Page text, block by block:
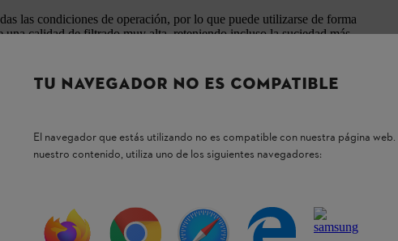
las condiciones de operación, por lo que puede utilizarse de forma
calidad de filtrado muy alta, reteniendo incluso la suciedad más
HD2 protege de forma confiable el motor de tu sopladora de hojas
ayudando a mantener el rendimiento, reducir el consumo de
de este componente protege el motor y contribuye a una mayor
recomendable para asegurar una combustión limpia en el motor y el
STIHL
cartón
que permite retirar y colocar el filtro de combustible
TU NAVEGADOR NO ES COMPATIBLE
El navegador que estás utilizando no es compatible con nuestra página
nuestro contenido, utiliza uno de los siguientes navegadores: